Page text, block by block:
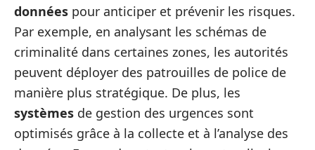
données pour anticiper et prévenir les risques.
Par exemple, en analysant les schémas de
criminalité dans certaines zones, les autorités
peuvent déployer des patrouilles de police de
manière plus stratégique. De plus, les
systèmes de gestion des urgences sont
optimisés grâce à la collecte et à l’analyse des